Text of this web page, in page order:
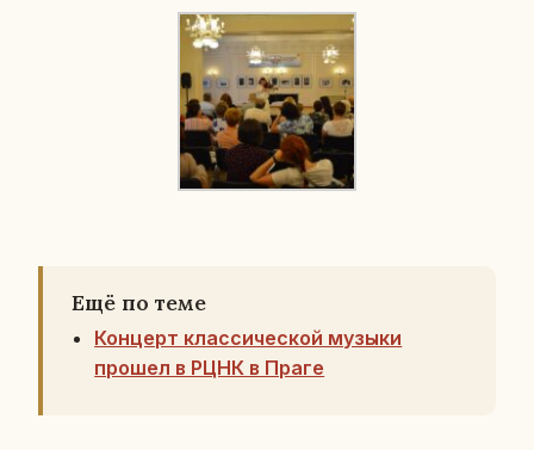
Ещё по теме
Концерт классической музыки
прошел в РЦНК в Праге